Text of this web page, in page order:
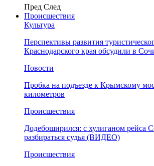
Пред След
Происшествия
Культура
Перспективы развития
Краснодарского края обсудили в
Новости
Пробка на подъезде к Крымскому
километров
Происшествия
Додебоширился: с хулиганом рейса
разбираться судья (ВИДЕО)
Происшествия